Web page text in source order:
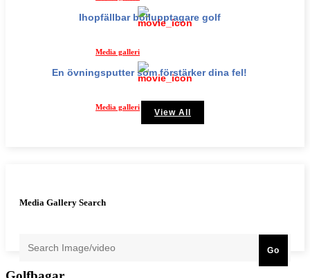
Ihopfällbar bollupptagare golf
Media galleri
En övningsputter som förstärker dina fel!
Media galleri
View All
Media Gallery Search
Go